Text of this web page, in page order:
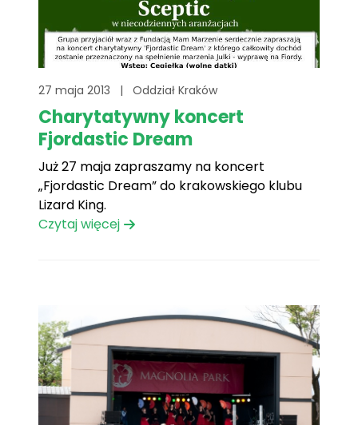
27 maja 2013 | Oddział Kraków
Charytatywny koncert
Fjordastic Dream
Już 27 maja zapraszamy na koncert
„Fjordastic Dream” do krakowskiego klubu
Lizard King.
Czytaj więcej